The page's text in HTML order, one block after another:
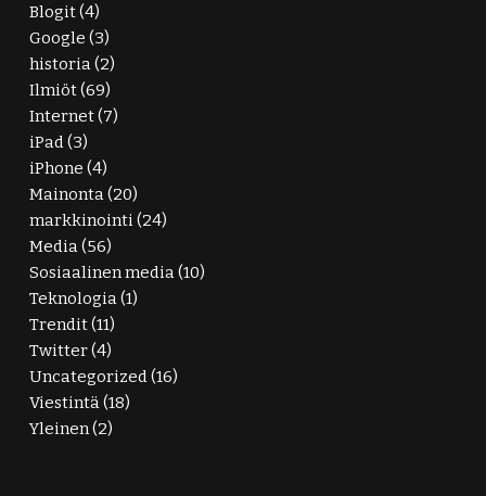
Blogit(4)
Google (3)
historia(2)
Ilmiöt(69)
Internet(7)
iPad(3)
iPhone (4)
Mainonta(20)
markkinointi(24)
Media(56)
Sosiaalinen media(10)
Teknologia(1)
Trendit(11)
Twitter(4)
Uncategorized(16)
Viestintä(18)
Yleinen(2)